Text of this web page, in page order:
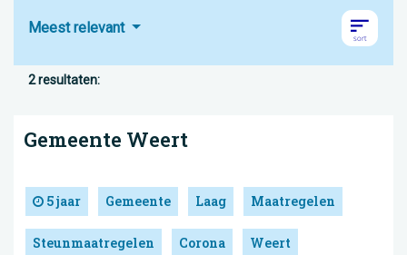
Meest relevant
2 resultaten:
Gemeente Weert
5 jaar Gemeente Laag Maatregelen
Steunmaatregelen Corona Weert